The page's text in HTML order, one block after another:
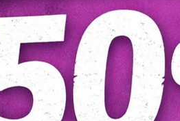
- + Ajouter Au Panier
Référence: Glit-112
Aimer
4 Ajouter À La Comparaison
Ajouter À La Liste De Souhaits 4